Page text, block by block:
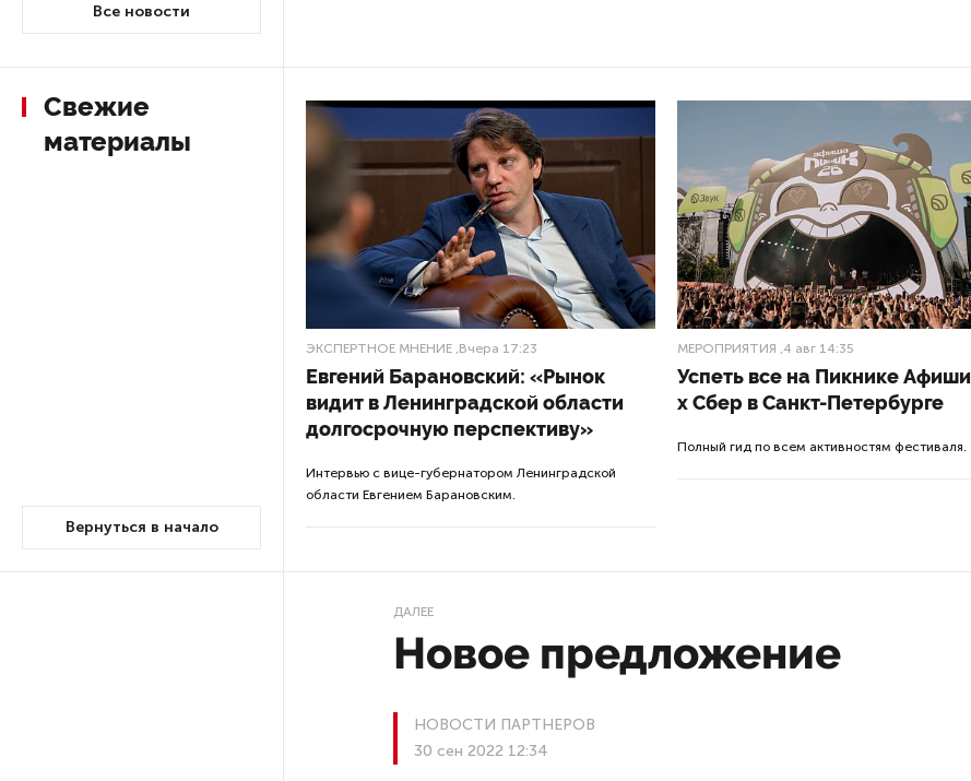
ждет Европу при ядерной
В «СТГТ» состоялся «День
семьи» — праздник,
объединяющий поколения
ПМГФ в 2026 году не будет
Все новости
Свежие
материалы
Вернуться в начало
ЭКСПЕРТНОЕ МНЕНИЕ ,Вчера 17:23
Евгений Барановский: «Рынок
видит в Ленинградской области
долгосрочную перспективу»
Интервью с вице-губернатором Ленинградской
области Евгением Барановским.
МЕРОПРИЯТИЯ ,4 авг 14:35
Успеть все на Пикнике Афиши
x Сбер в Санкт-Петербурге
Полный гид по всем активностям фестиваля.
ДАЛЕЕ
Новое предложение
НОВОСТИ ПАРТНЕРОВ
30 сен 2022 12:34